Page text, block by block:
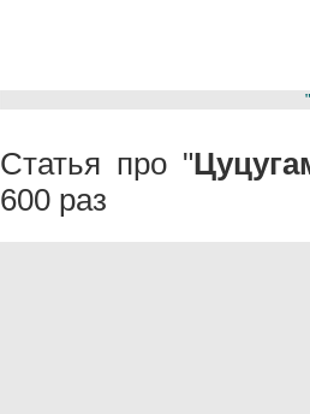
Статья про "
600 раз